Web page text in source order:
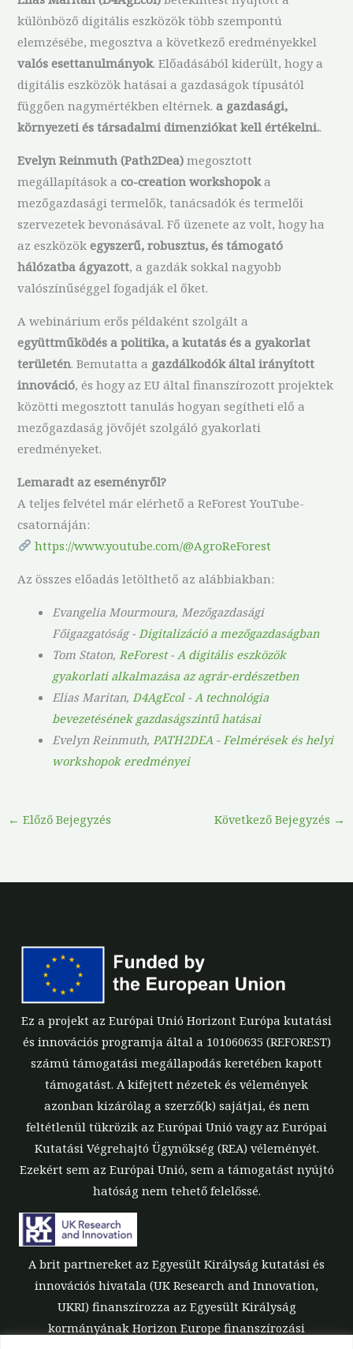
különböző digitális eszközök több szempontú
elemzésébe, megosztva a következő eredményekkel
valós esettanulmányok. Előadásából kiderült, hogy a
digitális eszközök hatásai a gazdaságok típusától
függően nagymértékben eltérnek.a gazdasági,
környezeti és társadalmi dimenziókat kell értékelni..
Evelyn Reinmuth (Path2Dea) megosztott
megállapítások aco-creation workshopoka
mezőgazdasági termelők, tanácsadók és termelői
szervezetek bevonásával. Fő üzenete az volt, hogy ha
az eszközökegyszerű, robusztus, és támogató
hálózatba ágyazott, a gazdák sokkal nagyobb
valószínűséggel fogadják el őket.
A webinárium erős példaként szolgált a
együttműködés a politika, a kutatás és a gyakorlat
területén. Bemutatta a gazdálkodók által irányított
innováció, és hogy az EU által finanszírozott projektek
közötti megosztott tanulás hogyan segítheti elő a
mezőgazdaság jövőjét szolgáló gyakorlati
eredményeket.
Lemaradt az eseményről?
A teljes felvétel már elérhető a ReForest YouTube-
csatornáján:
https://www.youtube.com/@AgroReForest
Az összes előadás letölthető az alábbiakban:
Evangelia Mourmoura, Mezőgazdasági
Főigazgatóság - Digitalizáció a mezőgazdaságban
Tom Staton, ReForest- A digitális eszközök
gyakorlati alkalmazása az agrár-erdészetben
Elias Maritan, D4AgEcol- A technológia
bevezetésének gazdaságszintű hatásai
Evelyn Reinmuth, PATH2DEA - Felmérések és helyi
workshopok eredményei
← Előző Bejegyzés Következő Bejegyzés →
Ez a projekt az Európai Unió Horizont Európa kutatási
és innovációs programja által a 101060635 (REFOREST)
számú támogatási megállapodás keretében kapott
támogatást. A kifejtett nézetek és vélemények
azonban kizárólag a szerző(k) sajátjai, és nem
feltétlenül tükrözik az Európai Unió vagy az Európai
Kutatási Végrehajtó Ügynökség (REA) véleményét.
Ezekért sem az Európai Unió, sem a támogatást nyújtó
hatóság nem tehető felelőssé.
A brit partnereket az Egyesült Királyság kutatási és
innovációs hivatala (UK Research and Innovation,
UKRI) finanszírozza az Egyesült Királyság
kormányának Horizon Europe finanszírozási